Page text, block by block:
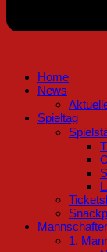
Home
News
Spieltag
1.